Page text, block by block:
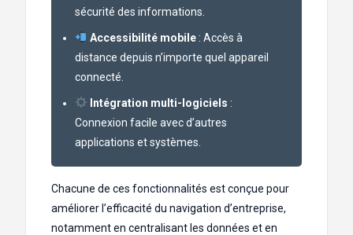
sécurité des informations.
Accessibilité mobile: Accès à
distance depuis n’importe quel appareil
connecté.
Intégration multi-logiciels :
Connexion facile avec d’autres
applications et systèmes.
Chacune de ces fonctionnalités est conçue pour
améliorer l’efficacité du navigation d’entreprise,
notamment en centralisant les données et en